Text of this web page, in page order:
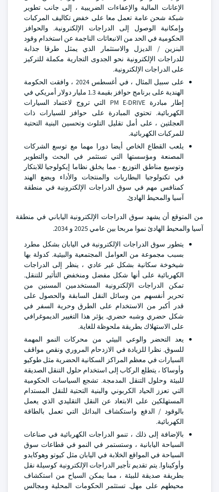
الإعانات المالية والإعفاءات الضريبية ، إلى جانب تطوير
شبكة شحن عامة تعمل معا على خفض تكاليف المركبات
وإمكانية الوصول إلى الدراجات الإلكترونية. والحوافز
الحكومية في الحد من الانبعاثات الناجمة عن استخدام وقود
البنزين / الديزل والاستثمار الذي يمثل طرقا جذابة
للدراجات الإلكترونية نحو الجدوى التجارية مكملة للتركيز
على الدراجات الإلكترونية.
على سبيل المثال ، في أغسطس 2024 ، وافقت الحكومة
الهندية على برنامج حوافز بقيمة 1.3 مليار دولار أمريكي في
إطار مبادرة PM E-DRIVE التي تروج لاعتماد السيارات
الكهربائية. تحتوي المبادرة على حوافز للسيارات ذات
العجلتين ، على أمل تقليل التلوث وتحسين البنية التحتية
للمركبات الكهربائية.
يلعب القطاع الخاص أيضا دورا مهما مع توسع الشركات
المصنعة ومؤسستها التي تستثمر في البحث والتطوير
وتوسيع مناطق التوزيع - مما يخلق نظاما إيكولوجيا للابتكار
في تكنولوجيا البطاريات والمنتجات والأداء ويضع الهند
كمنافس مهم في سوق الدراجات الإلكترونية في منطقة
آسيا والمحيط الهادئ.
من المتوقع أن يشهد سوق الدراجات الإلكترونية الياباني في منطقة
آسيا والمحيط الهادئ نموا مربحا بين عامي 2025 و 2034.
يتطور سوق الدراجات الإلكترونية في اليابان بشكل مطرد
بسبب مجموعة من العوامل المجتمعية والبيئية. كدولة بها
شيخوخة سكانية بشكل غير عادي ، ينظر إلى الدراجات
الكهربائية على أنها شكل مفضل ومنخفض التأثير للتنقل.
تمكن الدراجات الإلكترونية المستخدمين المسنين من
تحرير أنفسهم من وسائل النقل السابقة والحصول على
قدر أكبر من الاستخدام على الطرق وحرية السفر في
شكل حضري وشبه حضري. يؤثر هذا التغيير الديموغرافي
على الاستهلاك بطريقة ملحوظة للغاية.
يعد التحضر والوعي البيئي من محركات النمو المهمة
للسوق. نظرا للزيادة في الازدحام المروري ونقص مواقف
السيارات في معظم المراكز السكانية الحضرية مثل طوكيو
وأوساكا ، يتطلع الركاب إلى استخدام حلول التنقل الصديقة
للبيئة وحلول التنقل المدمجة. تشجع السياسات الحكومية
التي تعزز الحياد الكربوني والبنية التحتية للنقل المستدام
المستهلكين على الابتعاد عن النقل التقليدي الذي يعمل
بالوقود / الدفع واستكشاف البدائل التي تعمل بالطاقة
الكهربائية.
بالإضافة إلى ذلك ، تنمو الدراجات الكهربائية في صناعات
السياحة اليابانية ، وستستمر في النمو في قطاعات سوق
السياحة في المواقع الخلابة في اليابان مثل كيوتو وهوكايدو
وأوكيناوا. يتم تقديم تأجير الدراجات الإلكترونية كوسيلة نقل
بطريقة صديقة للبيئة ، مما يمكن السياح من استكشاف
محيطهم على مهل. تستثمر الحكومات المحلية ومجالس